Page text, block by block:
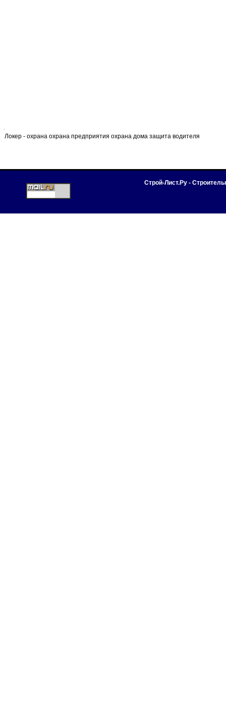
Локер - охрана охрана предприятия охрана дома защита водителя
Строй-Лист.Ру -